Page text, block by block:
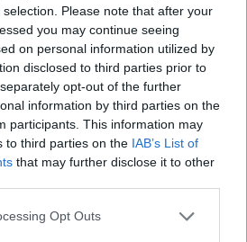
Please note that after your
you may continue seeing
on personal information utilized by
disclosed to third parties prior to
opt-out of the further
information by third parties on the
participants. This information may
to third parties on the IAB’s List of
that may further disclose it to other
Opt Outs
ο
του Μουσικού